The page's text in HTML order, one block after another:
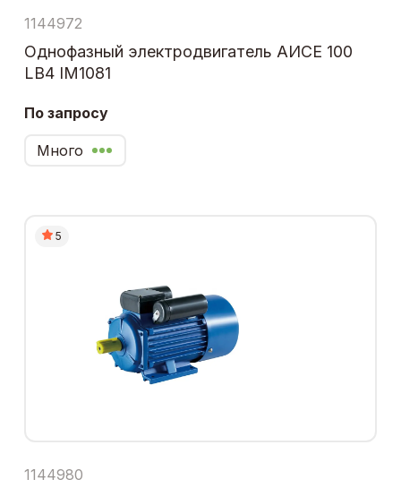
1144972
Однофазный электродвигатель АИСЕ 100
LB4 IM1081
По запросу
Много
5
1144980